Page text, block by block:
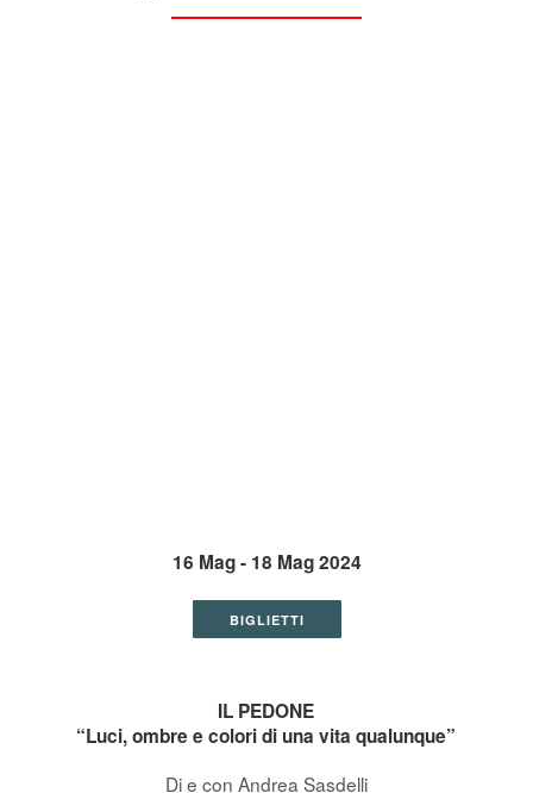
16 Mag - 18 Mag 2024
BIGLIETTI
IL PEDONE
“Luci, ombre e colori di una vita qualunque”
Di e con Andrea Sasdelli